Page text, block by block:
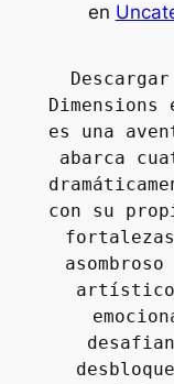
en
es una
abarca
con su
artístico